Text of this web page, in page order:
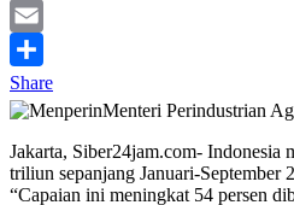
WhatsApp
Email
Share
Menteri Perindustrian
Jakarta, Siber24jam.com- Indonesia
triliun sepanjang Januari-September
“Capaian ini meningkat 54 persen